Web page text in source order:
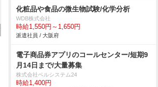
化粧品や食品の微生物試験/化学分析
WDB株式会社
時給1,550円～1,650円
派遣社員 / 大阪府
電子商品券アプリのコールセンター/短期9
月14日まで/大量募集
株式会社ベルシステム24
時給1,400円